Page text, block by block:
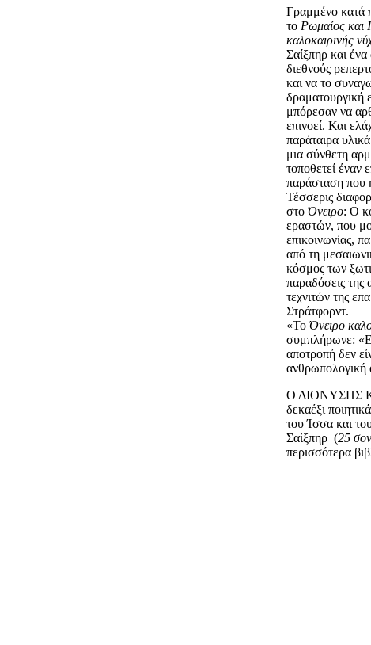
Γραμμένο κατά
το Ρωμαίος και
καλοκαιρινής
Σαίξπηρ και
διεθνούς
και να το
δραματουργική
μπόρεσαν να
επινοεί. Και
παράταιρα
μια σύνθετη
τοποθετεί έναν
παράσταση που
Τέσσερις
στο Όνειρο: Ο
εραστών, που
επικοινωνίας,
από τη
κόσμος των
παραδόσεις της
τεχνιτών της
Στράτφορντ.
«Το Όνειρο
συμπλήρωνε:
αποτροπή δεν
ανθρωπολογική
Ο ΔΙΟΝΥΣΗΣ
δεκαέξι
του Ίσσα και
Σαίξπηρ (25
περισσότερα